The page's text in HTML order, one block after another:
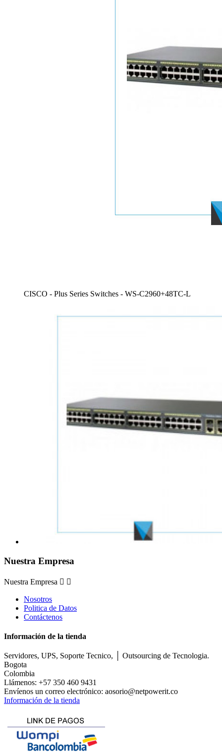
CISCO - Plus Series Switches - WS-C2960+48TC-L
Nuestra Empresa
Nuestra Empresa  
Nosotros
Politica de Datos
Contáctenos
Información de la tienda
Servidores, UPS, Soporte Tecnico, │ Outsourcing de Tecnologia.
Bogota
Colombia
Llámenos: +57 350 460 9431
Envíenos un correo electrónico: aosorio@netpowerit.co
Información de la tienda